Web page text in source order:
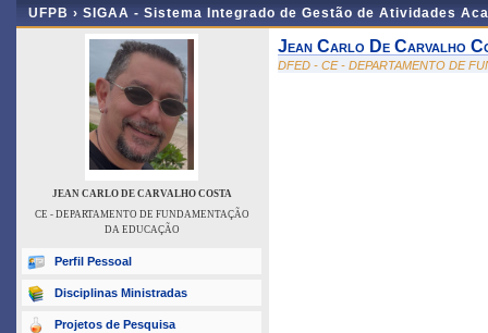
UFPB › SIGAA - Sistema Integrado de Gestão de Atividades
JEAN CARLO DE CARVALHO COSTA
CE - DEPARTAMENTO DE FUNDAMENTAÇÃO
DA EDUCAÇÃO
Perfil Pessoal
Disciplinas Ministradas
Projetos de Pesquisa
Jean Carlo De Carvalho
DFED - CE - DEPARTAMENTO DE